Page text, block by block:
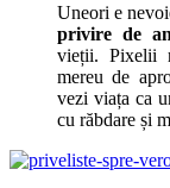
Uneori e
privire de
vieții. Pixelii
mereu de
vezi viața ca
cu răbdare și